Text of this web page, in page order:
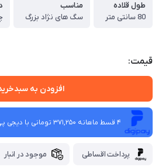
طول قلاده
80 سانتی متر
مناسب
سگ های نژاد بزرگ
قیمت:
افزودن به
4 قسط ماهانه 371,250 تومانی با دیجی ‌پی!
پرداخت اقساطی موجود در انبار